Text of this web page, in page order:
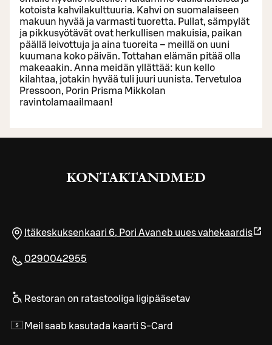
kotoista kahvilakulttuuria. Kahvi on suomalaiseen
makuun hyvää ja varmasti tuoretta. Pullat, sämpylät
ja pikkusyötävät ovat herkullisen makuisia, paikan
päällä leivottuja ja aina tuoreita – meillä on uuni
kuumana koko päivän. Tottahan elämän pitää olla
makeaakin. Anna meidän yllättää: kun kello
kilahtaa, jotakin hyvää tuli juuri uunista. Tervetuloa
Pressoon, Porin Prisma Mikkolan
ravintolamaailmaan!
KONTAKTANDMED
Itäkeskuksenkaari 6, Pori Avaneb uues vahekaardis
0290042955
Restoran on ratastooliga ligipääsetav
Meil saab kasutada kaarti S-Card